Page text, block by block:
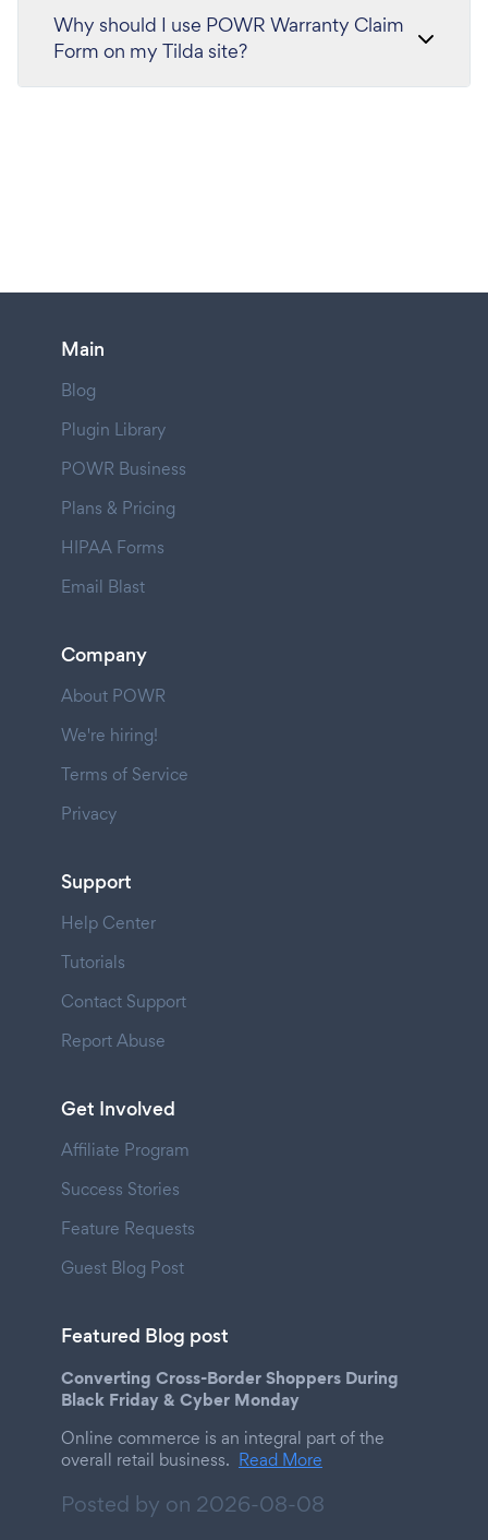
Why should I use POWR Warranty Claim
Form on my Tilda site?
Main
Blog
Plugin Library
POWR Business
Plans & Pricing
HIPAA Forms
Email Blast
Company
About POWR
We're hiring!
Terms of Service
Privacy
Support
Help Center
Tutorials
Contact Support
Report Abuse
Get Involved
Affiliate Program
Success Stories
Feature Requests
Guest Blog Post
Featured Blog post
Converting Cross-Border Shoppers During
Black Friday & Cyber Monday
Online commerce is an integral part of the
overall retail business. Read More
Posted by on 2026-08-08